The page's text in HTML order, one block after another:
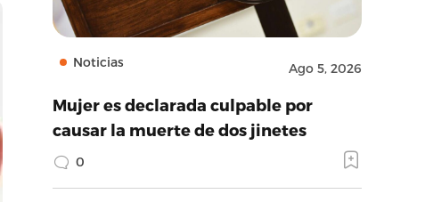
Noticias Ago 5, 2026
Mujer es declarada culpable por
causar la muerte de dos jinetes
0